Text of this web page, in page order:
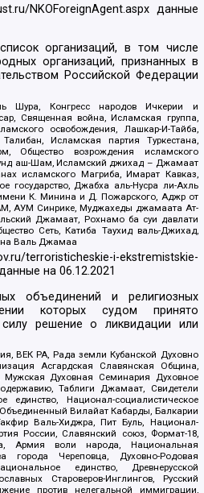
NKOForeignAgent.aspxданные
организаций, в том числе
организаций, признанных в
Российской Федерации
Шура, Конгресс народов Ичкерии и
Священная война, Исламская группа,
освобождения, Лашкар-И-Тайба,
Исламская партия Туркестана,
Общество возрождения исламского
аш-Шам, Исламский джихад – Джамаат
исламского Магриба, Имарат Кавказ,
государство, Джабха аль-Нусра ли-Ахль
К. Минина и Д. Пожарского, Аджр от
АУМ Синрике, Муджахеды джамаата Ат-
Джамаат, Рохнамо ба суи давлати
Сеть, Катиба Таухид валь-Джихад,
Валь Джамаа
terroristicheskie-i-ekstremistskie-
на06.12.2021
объединений и религиозных
которых судом принято
решение о ликвидации или
ВЕК РА, Рада земли Кубанской Духовно
Асгардская Славянская Община,
Духовная Семинария Духовное
Таблиги Джамаат, Свидетели
единство, Национал-социалистическое
Вилайат Кабарды, Балкарии
Валь-Хиджра, Пит Буль, Национал-
России, Славянский союз, Формат-18,
Армия воли народа, Национальная
города Череповца, Духовно-Родовая
единство, Древнерусской
Староверов-Инглингов, Русский
против нелегальной иммиграции,